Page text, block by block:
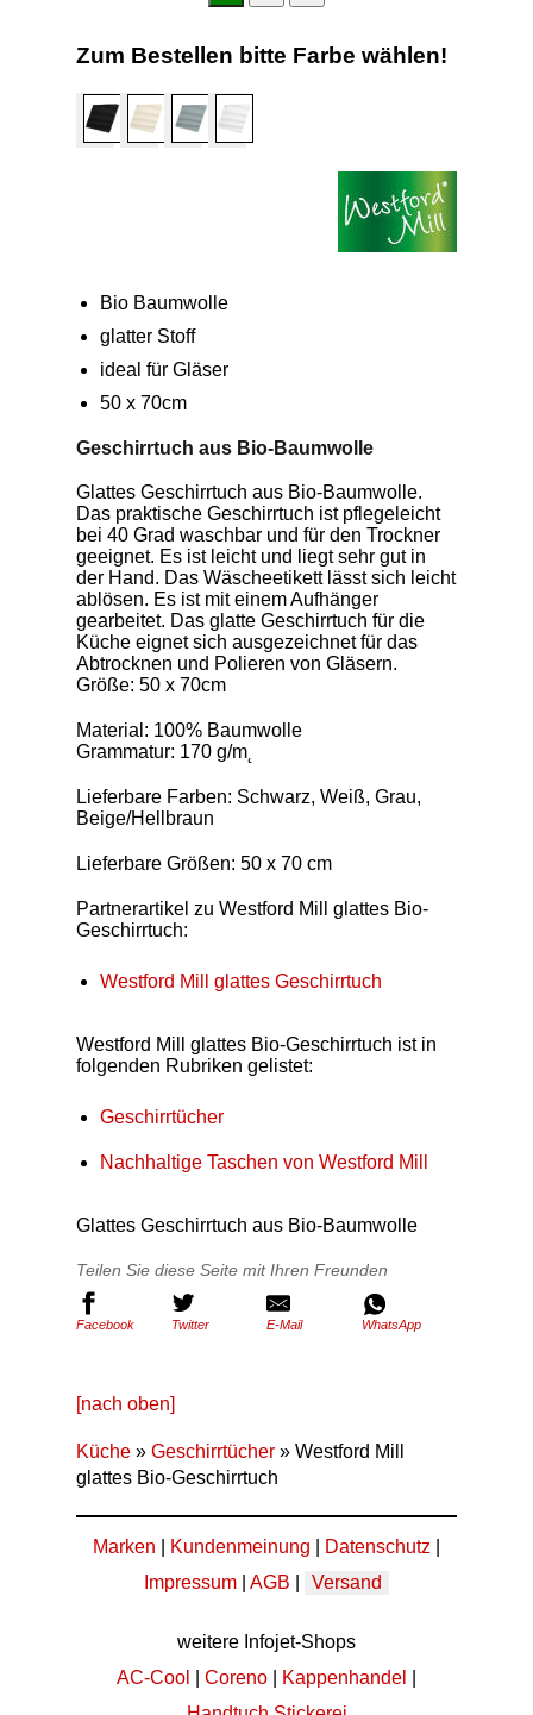
Zum Bestellen bitte Farbe wählen!
Bio Baumwolle
glatter Stoff
ideal für Gläser
50 x 70cm
Geschirrtuch aus Bio-Baumwolle
Glattes Geschirrtuch aus Bio-Baumwolle.
Das praktische Geschirrtuch ist pflegeleicht
bei 40 Grad waschbar und für den Trockner
geeignet. Es ist leicht und liegt sehr gut in
der Hand. Das Wäscheetikett lässt sich leicht
ablösen. Es ist mit einem Aufhänger
gearbeitet. Das glatte Geschirrtuch für die
Küche eignet sich ausgezeichnet für das
Abtrocknen und Polieren von Gläsern.
Größe: 50 x 70cm
Material: 100% Baumwolle
Grammatur: 170 g/m˛
Lieferbare Farben: Schwarz, Weiß, Grau,
Beige/Hellbraun
Lieferbare Größen: 50 x 70 cm
Partnerartikel zu Westford Mill glattes Bio-
Geschirrtuch:
Westford Mill glattes Geschirrtuch
Westford Mill glattes Bio-Geschirrtuch ist in
folgenden Rubriken gelistet:
Geschirrtücher
Nachhaltige Taschen von Westford Mill
Glattes Geschirrtuch aus Bio-Baumwolle
Teilen Sie diese Seite mit Ihren Freunden
Facebook Twitter E-Mail WhatsApp
[nach oben]
Küche » Geschirrtücher » Westford Mill
glattes Bio-Geschirrtuch
Marken Kundenmeinung Datenschutz
Impressum
AGB Versand
weitere Infojet-Shops
AC-Cool
Coreno Kappenhandel